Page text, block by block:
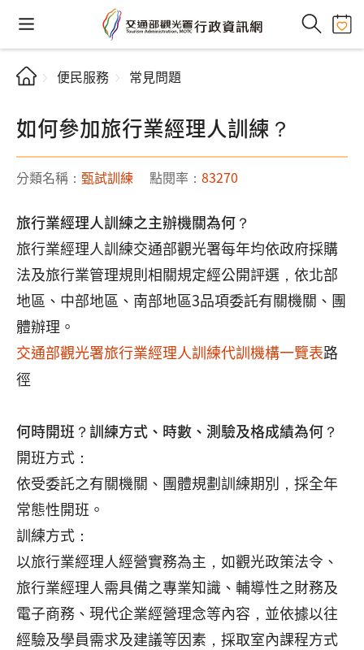
便民服務 常見問題
如何參加旅行業經理人訓練？
分類名稱： 甄試訓練 點閱率： 83270
旅行業經理人訓練之主辦機關為何？
旅行業經理人訓練交通部觀光署每年均依政府採購
法及旅行業管理規則相關規定經公開評選，依北部
地區、中部地區、南部地區3品項委託有關機關、團
體辦理。
交通部觀光署旅行業經理人訓練代訓機構一覽表路
徑
何時開班？訓練方式、時數、測驗及格成績為何？
開班方式：
依受委託之有關機關、團體規劃訓練期別，採全年
常態性開班。
訓練方式：
以旅行業經理人經營實務為主，如觀光政策法令、
旅行業經理人需具備之專業知識、輔導性之財務及
電子商務、現代企業經營理念等內容，並依據以往
經驗及學員需求及建議等因素，採取室內課程方式